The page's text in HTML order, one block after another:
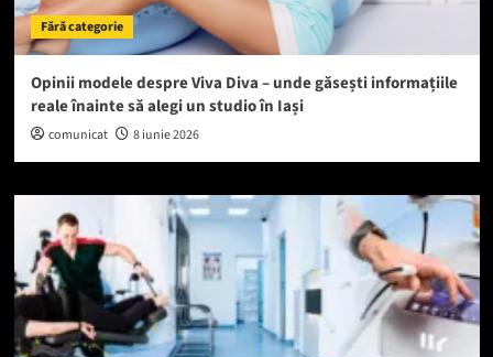
Fără categorie
Opinii modele despre Viva Diva – unde găsești informațiile
reale înainte să alegi un studio în Iași
comunicat 8 iunie 2026